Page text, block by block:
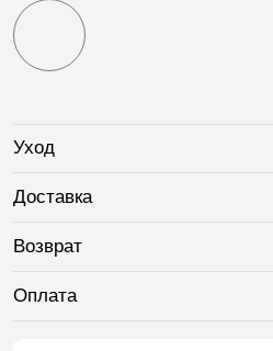
Уход
Доставка
Возврат
Оплата